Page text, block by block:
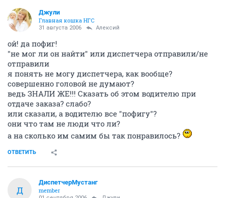
Джули
Главная кошка НГС
31 августа 2006 Алексий
ой! да пофиг!
"не мог ли он найти" или диспетчера отправили/не
отправили
я понять не могу диспетчера, как вообще?
совершенно головой не думают?
ведь ЗНАЛИ ЖЕ!!! Сказать об этом водителю при
отдаче заказа? слабо?
или сказали, а водителю все "пофигу"?
они что там не люди что ли?
а на сколько им самим бы так понравилось?
ОТВЕТИТЬ
Д
ДиспетчерМустанг
member